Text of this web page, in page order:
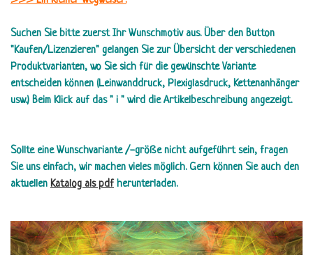
Suchen Sie bitte zuerst Ihr Wunschmotiv aus. Über den Button
"Kaufen/Lizenzieren" gelangen Sie zur Übersicht der verschiedenen
Produktvarianten, wo Sie sich für die gewünschte Variante
entscheiden können (Leinwanddruck, Plexiglasdruck, Kettenanhänger
usw.) Beim Klick auf das " i " wird die Artikelbeschreibung angezeigt.
Sollte eine Wunschvariante /-größe nicht aufgeführt sein, fragen
Sie uns einfach, wir machen vieles möglich.Gern können Sie auch den
aktuellen Katalog als pdf herunterladen.